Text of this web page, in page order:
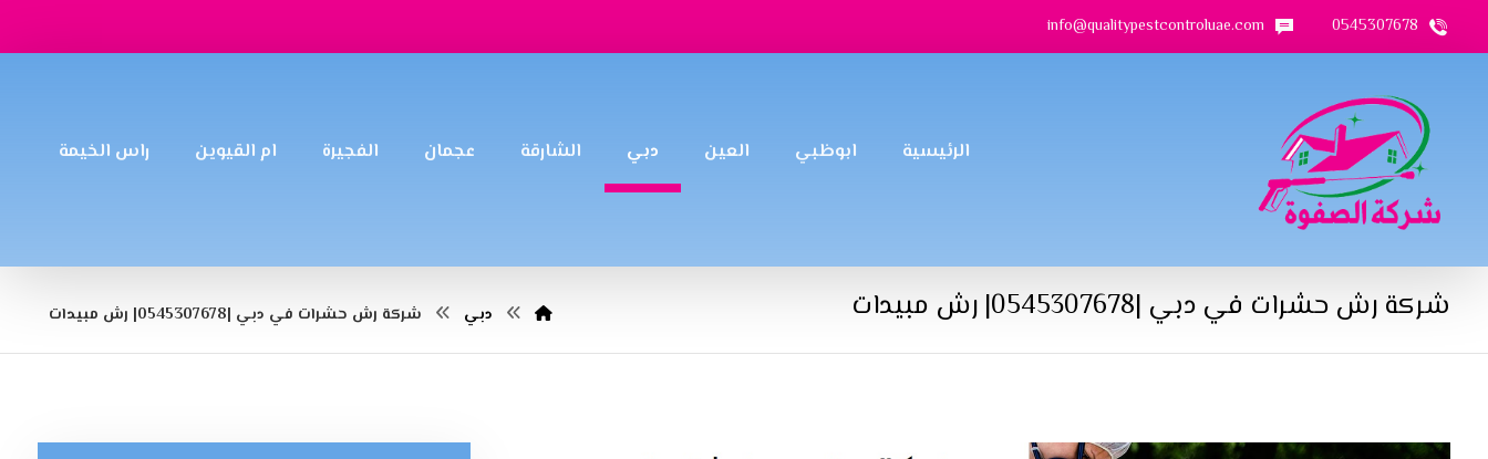
0545307678
info@qualitypestcontroluae.com
الرئيسية ابوظبي العين دبي الشارقة عجمان الفجيرة ام القيوين راس الخيمة
شركة رش حشرات في دبي |0545307678| رش مبيدات دبي شركة رش حشرات في دبي |0545307678| رش مبيدات